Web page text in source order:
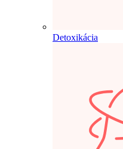
Detoxikácia